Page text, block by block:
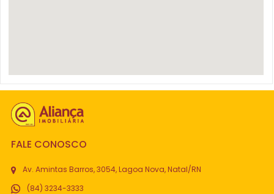
FALE CONOSCO
Av. Amintas Barros, 3054, Lagoa Nova, Natal/RN
(84) 3234-3333